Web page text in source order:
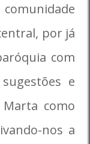
por já
com
e
como
nos a